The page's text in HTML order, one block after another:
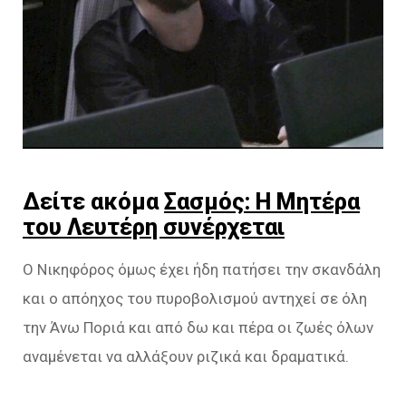
Δείτε ακόμαΣασμός: Η Μητέρα
του Λευτέρη συνέρχεται
Ο Νικηφόρος όμως έχει ήδη πατήσει την σκανδάλη
και ο απόηχος του πυροβολισμού αντηχεί σε όλη
την Άνω Ποριά και από δω και πέρα οι ζωές όλων
αναμένεται να αλλάξουν ριζικά και δραματικά.